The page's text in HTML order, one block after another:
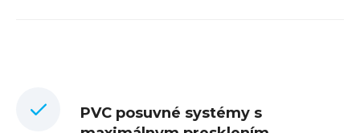
PVC posuvné systémy s